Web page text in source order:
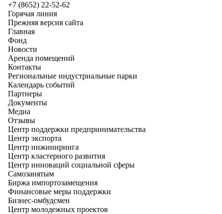
+7 (8652) 22-52-62
Горячая линия
Прежняя версия сайта
Главная
Фонд
Новости
Аренда помещений
Контакты
Региональные индустриальные парки
Календарь событий
Партнеры
Документы
Медиа
Отзывы
Центр поддержки предпринимательства
Центр экспорта
Центр инжиниринга
Центр кластерного развития
Центр инноваций социальной сферы
Cамозанятым
Биржа импортозамещения
Финансовые меры поддержки
Бизнес-омбудсмен
Центр молодежных проектов